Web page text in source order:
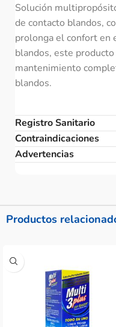
Solución
de contacto blandos,
prolonga el confort en
blandos, este
mantenimiento
blandos.
Registro Sanitario
Contraindicaciones
Advertencias
Productos